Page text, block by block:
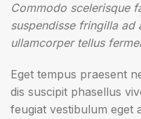
Commodo scelerisque
suspendisse fringilla ad
ullamcorper tellus
Eget tempus praesent
dis suscipit phasellus
feugiat vestibulum eget